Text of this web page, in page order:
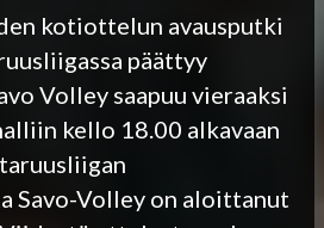
kotiottelun avausputki
päättyy
Volley saapuu vieraaksi
kello 18.00 alkavaan
Savo-Volley on aloittanut